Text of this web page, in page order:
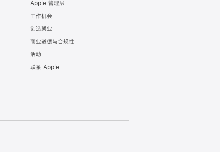
Apple 管理层
工作机会
创造就业
商业道德与合规性
活动
联系 Apple